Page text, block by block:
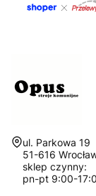
Adres:
ul. Parkowa 19
51-616
sklep czynny:
pn-pt 9:00-